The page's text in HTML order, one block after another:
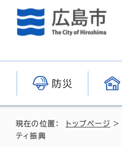
防災
現在の位置： トップページ
ティ振興